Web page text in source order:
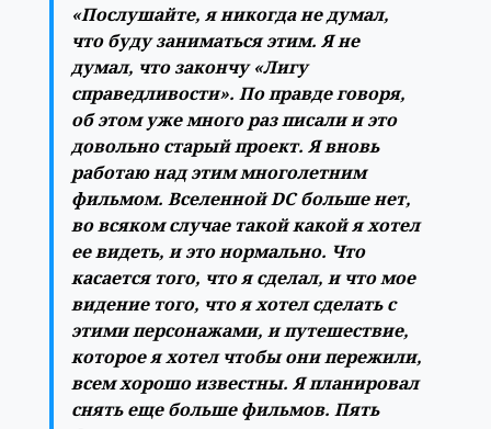
«Послушайте, я никогда не думал,
что буду заниматься этим. Я не
думал, что закончу «Лигу
справедливости». По правде говоря,
об этом уже много раз писали и это
довольно старый проект. Я вновь
работаю над этим многолетним
фильмом. Вселенной DC больше нет,
во всяком случае такой какой я хотел
ее видеть, и это нормально. Что
касается того, что я сделал, и что мое
видение того, что я хотел сделать с
этими персонажами, и путешествие,
которое я хотел чтобы они пережили,
всем хорошо известны. Я планировал
снять еще больше фильмов. Пять